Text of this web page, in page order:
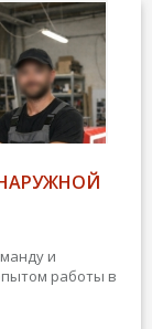
и
работы в